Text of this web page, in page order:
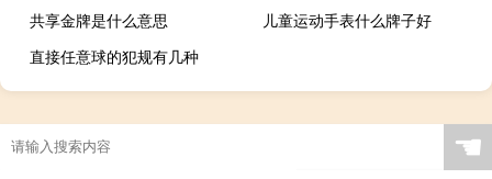
共享金牌是什么意思
儿童运动手表什么牌子好
直接任意球的犯规有几种
☚